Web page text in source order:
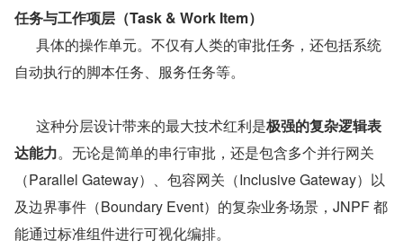
任务与工作项层（Task & Work Item）
自动执行的脚本任务、服务任务等。
      这种分层设计带来的最大技术红利是
极强的复杂逻辑表
达能力。无论是简单的串行审批，还是包含多个并行网关
（Parallel Gateway）、包容网关（Inclusive Gateway）以
及边界事件（Boundary Event）的复杂业务场景，JNPF 都
能通过标准组件进行可视化编排。